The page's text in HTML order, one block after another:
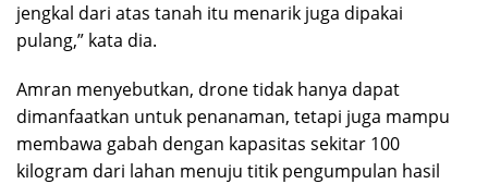
jengkal dari atas tanah itu menarik juga dipakai
pulang,” kata dia.
Amran menyebutkan, drone tidak hanya dapat
dimanfaatkan untuk penanaman, tetapi juga mampu
membawa gabah dengan kapasitas sekitar 100
kilogram dari lahan menuju titik pengumpulan hasil